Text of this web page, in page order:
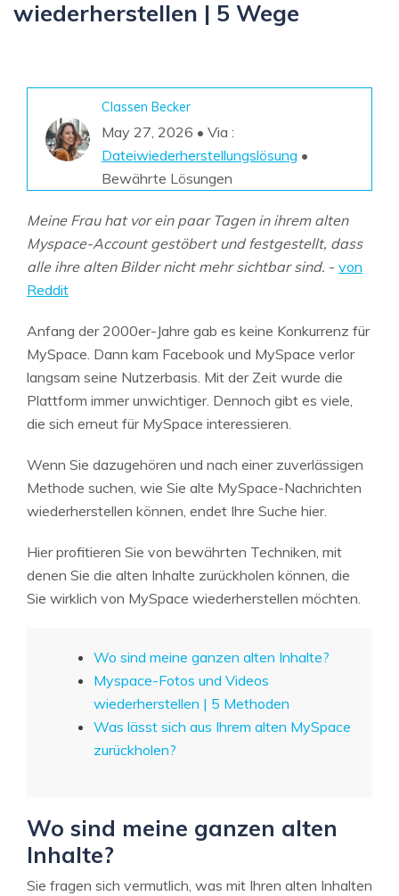
wiederherstellen | 5 Wege
Classen Becker
May 27, 2026 • Via :
Dateiwiederherstellungslösung •
Bewährte Lösungen
Meine Frau hat vor ein paar Tagen in ihrem alten
Myspace-Account gestöbert und festgestellt, dass
alle ihre alten Bilder nicht mehr sichtbar sind. - von
Reddit
Anfang der 2000er-Jahre gab es keine Konkurrenz für
MySpace. Dann kam Facebook und MySpace verlor
langsam seine Nutzerbasis. Mit der Zeit wurde die
Plattform immer unwichtiger. Dennoch gibt es viele,
die sich erneut für MySpace interessieren.
Wenn Sie dazugehören und nach einer zuverlässigen
Methode suchen, wie Sie alte MySpace-Nachrichten
wiederherstellen können, endet Ihre Suche hier.
Hier profitieren Sie von bewährten Techniken, mit
denen Sie die alten Inhalte zurückholen können, die
Sie wirklich von MySpace wiederherstellen möchten.
Wo sind meine ganzen alten Inhalte?
Myspace-Fotos und Videos
wiederherstellen | 5 Methoden
Was lässt sich aus Ihrem alten MySpace
zurückholen?
Wo sind meine ganzen alten
Inhalte?
Sie fragen sich vermutlich, was mit Ihren alten Inhalten